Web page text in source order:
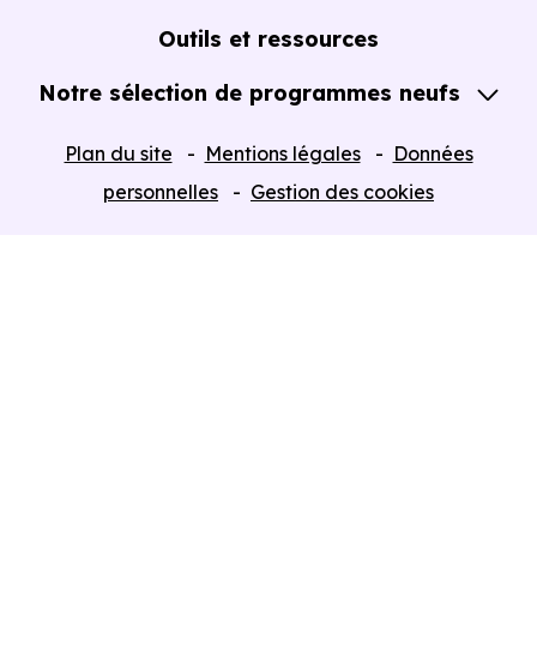
Guide de l'Achat immobilier neuf en VEFA
Outils et ressources
Notre sélection de programmes neufs
Plan du site Mentions légales
Données
personnelles
Gestion des cookies